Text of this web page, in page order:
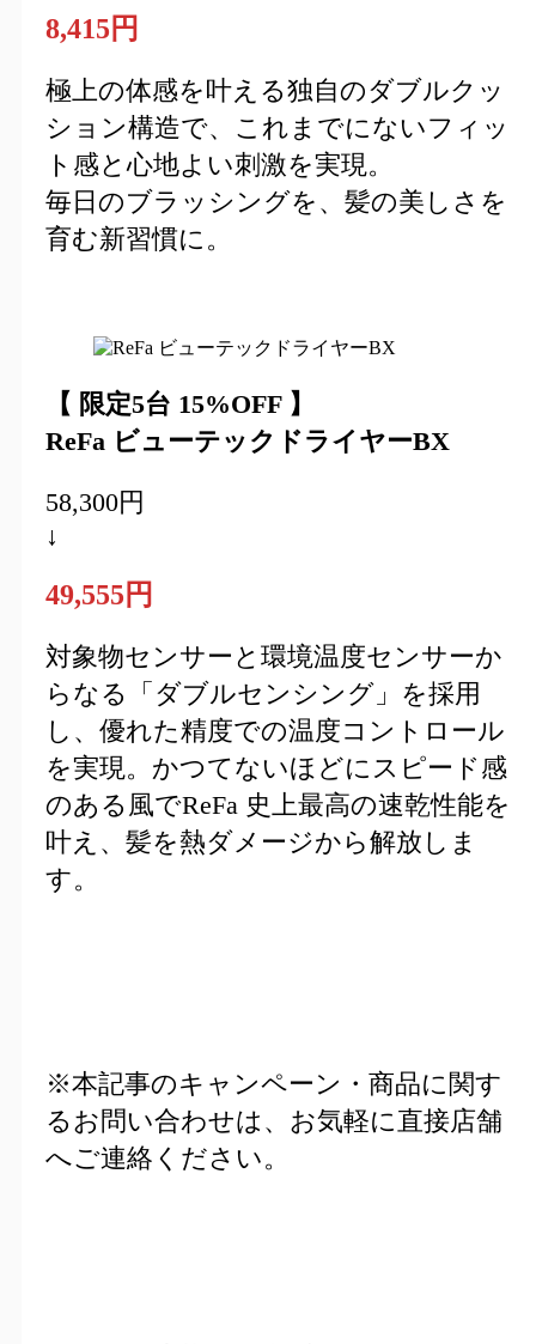
8,415円
極上の体感を叶える独自のダブルクッ
ション構造で、これまでにないフィッ
ト感と心地よい刺激を実現。
毎日のブラッシングを、髪の美しさを
育む新習慣に。
【 限定5台 15%OFF 】
ReFa ビューテックドライヤーBX
58,300円
↓
49,555円
対象物センサーと環境温度センサーか
らなる「ダブルセンシング」を採用
し、優れた精度での温度コントロール
を実現。かつてないほどにスピード感
のある風でReFa 史上最高の速乾性能を
叶え、髪を熱ダメージから解放しま
す。
※本記事のキャンペーン・商品に関す
るお問い合わせは、お気軽に直接店舗
へご連絡ください。